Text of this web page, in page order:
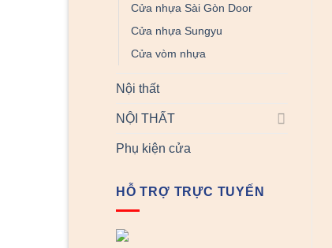
Cửa nhựa Sài Gòn Door
Cửa nhựa Sungyu
Cửa vòm nhựa
Nội thất
NỘI THẤT
Phụ kiện cửa
HỖ TRỢ TRỰC TUYẾN